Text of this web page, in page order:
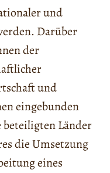
und
Darüber
der
und
eingebunden
Länder
die Umsetzung
eines